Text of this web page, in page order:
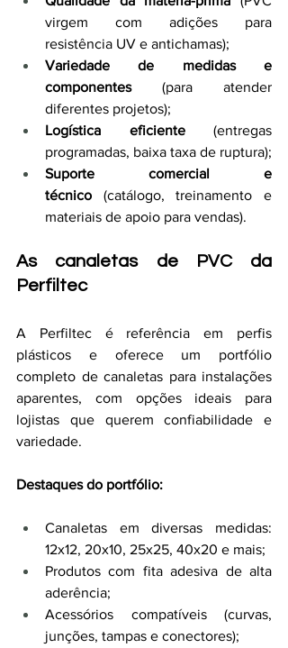
virgem com adições para
resistência UV e antichamas);
Variedade de medidas e
componentes (para atender
diferentes projetos);
Logística eficiente (entregas
programadas, baixa taxa de ruptura);
Suporte comercial e
técnico (catálogo, treinamento e
materiais de apoio para vendas).
As canaletas de PVC da
Perfiltec
A Perfiltec é referência em perfis
plásticos e oferece um portfólio
completo de canaletas para instalações
aparentes, com opções ideais para
lojistas que querem confiabilidade e
variedade.
Destaques do portfólio:
Canaletas em diversas medidas:
12x12, 20x10, 25x25, 40x20 e mais;
Produtos com fita adesiva de alta
aderência;
Acessórios compatíveis (curvas,
junções, tampas e conectores);